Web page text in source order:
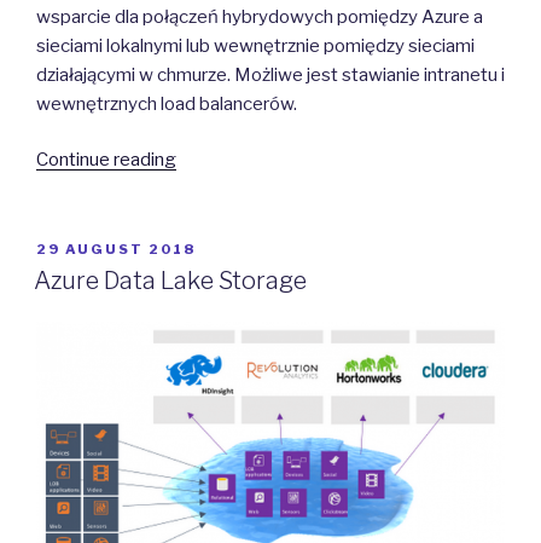
wsparcie dla połączeń hybrydowych pomiędzy Azure a
sieciami lokalnymi lub wewnętrznie pomiędzy sieciami
działającymi w chmurze. Możliwe jest stawianie intranetu i
wewnętrznych load balancerów.
Continue reading“Konfigurowanie
POSTED
ON
29 AUGUST 2018
Azure Data Lake Storage